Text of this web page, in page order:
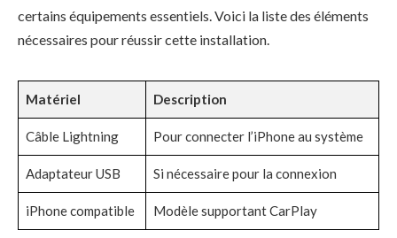
certains équipements essentiels. Voici la liste des éléments
nécessaires pour réussir cette installation.
Matériel Description
Câble Lightning Pour connecter l’iPhone au système
Adaptateur USB Si nécessaire pour la connexion
iPhone compatible Modèle supportant CarPlay